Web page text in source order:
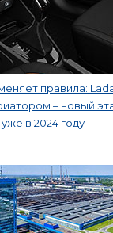
правила:
– новый
в 2024 году